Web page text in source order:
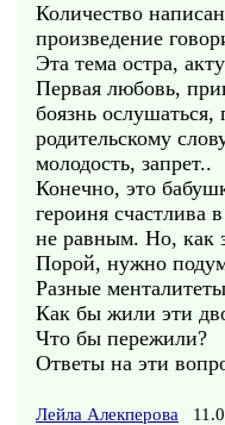
Количество
произведение
Эта тема остра,
Первая любовь,
боязнь ослушаться,
родительскому
молодость, запрет..
Конечно, это
героиня счастлива
не равным. Но, как
Порой, нужно
Разные
Как бы жили эти
Что бы пережили?
Ответы на эти
Лейла Алекперова